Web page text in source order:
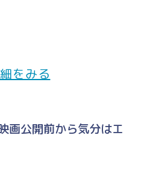
をみる
画公開前から気分はエ